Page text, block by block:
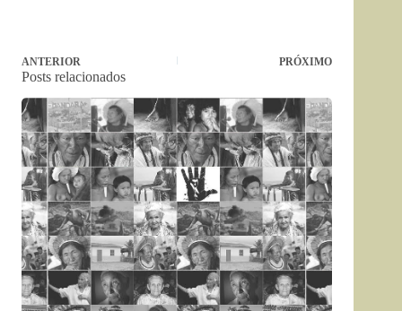
ANTERIOR PRÓXIMO
Posts relacionados